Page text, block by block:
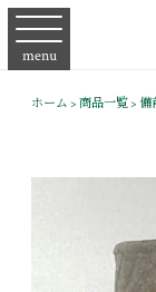
menu
ホーム > 商品一覧>